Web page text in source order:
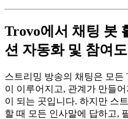
Trovo에서 채팅 봇
션 자동화 및 참여도
스트리밍 방송의 채팅은 모든
이 이루어지고, 관계가 만들
이 되는 곳입니다. 하지만 스
할 때 모든 인사말에 답하고,